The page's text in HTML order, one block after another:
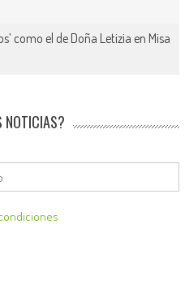
como el de Doña Letizia en Misa
NOTICIAS?